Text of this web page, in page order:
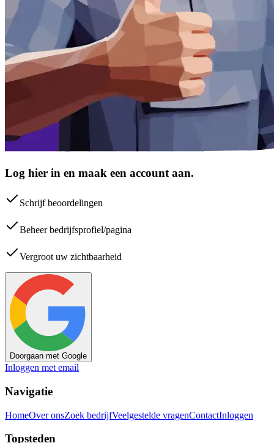
Log hier in en maak een account aan.
Schrijf beoordelingen
Beheer bedrijfsprofiel/pagina
Vergroot uw zichtbaarheid
Doorgaan met Google
Inloggen met email
Navigatie
HomeOver onsZoek bedrijfVeelgestelde vragenContactInloggen
Topsteden